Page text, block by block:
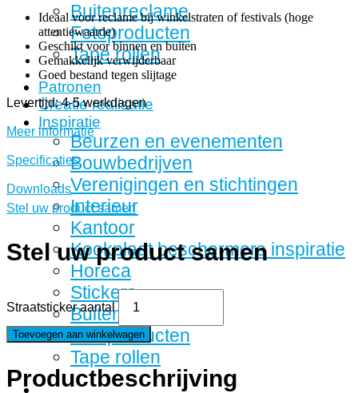
Buitenreclame
Fotoproducten
Tape rollen
Patronen
Creatie realisatie
Inspiratie
Beurzen en evenementen
Bouwbedrijven
Verenigingen en stichtingen
Interieur
Kantoor
Kookplaat beschermers inspiratie
Horeca
Stickers
Buitenreclame
Fotoproducten
Tape rollen
Ideaal voor reclame bij winkelstraten of festivals (hoge
attentiewaarde)
Geschikt voor binnen en buiten
Gemakkelijk verwijderbaar
Goed bestand tegen slijtage
Levertijd: 4-5 werkdagen
Meer informatie
Specificaties
Downloads
Stel uw product samen
Stel uw product samen
Straatsticker aantal
Toevoegen aan winkelwagen
Productbeschrijving